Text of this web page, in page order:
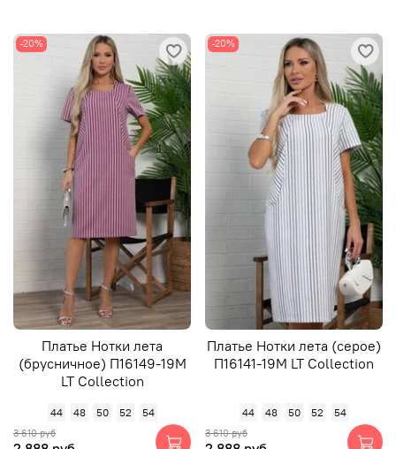
-20%
Платье Нотки лета
(брусничное) П16149-19М
LT Collection
44 48 50 52 54
3 610 руб
-20%
Платье Нотки лета (серое)
П16141-19М LT Collection
44 48 50 52 54
3 610 руб